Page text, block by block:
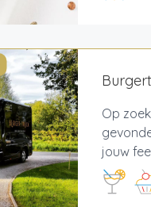
Op
jouw